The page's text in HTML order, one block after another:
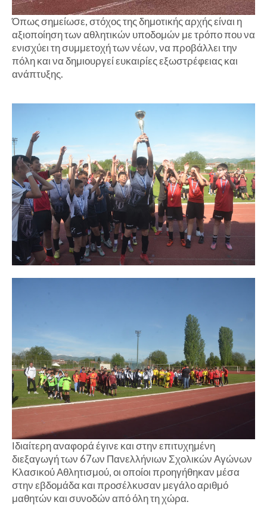
Όπως σημείωσε, στόχος της δημοτικής αρχής είναι η
αξιοποίηση των αθλητικών υποδομών με τρόπο που να
ενισχύει τη συμμετοχή των νέων, να προβάλλει την
πόλη και να δημιουργεί ευκαιρίες εξωστρέφειας και
ανάπτυξης.
Ιδιαίτερη αναφορά έγινε και στην επιτυχημένη
διεξαγωγή των 67ων Πανελλήνιων Σχολικών Αγώνων
Κλασικού Αθλητισμού, οι οποίοι προηγήθηκαν μέσα
στην εβδομάδα και προσέλκυσαν μεγάλο αριθμό
μαθητών και συνοδών από όλη τη χώρα.